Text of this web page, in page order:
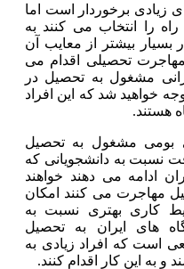
زیادی برخوردار است اما
راه را انتخاب می کنند به
بسیار بیشتر از معایب آن
تحصیلی اقدام می
مشغول به تحصیل در
خواهید شد که این افراد
هستند.
بومی مشغول به تحصیل
نسبت به دانشجویانی که
ادامه می دهند خواهند
مهاجرت می کنند امکان
کاری بهتری نسبت به
های ایران به تحصیل
است که افراد زیادی به
به این کار اقدام کنند.